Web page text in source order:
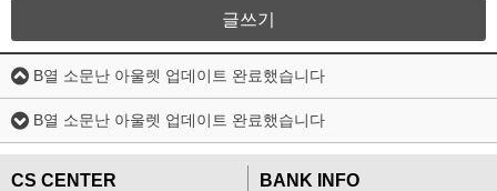
글쓰기
B열 소문난 아울렛 업데이트 완료했습니다
B열 소문난 아울렛 업데이트 완료했습니다
CS CENTER
BANK INFO